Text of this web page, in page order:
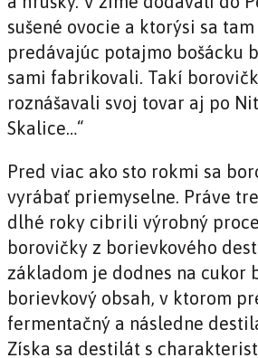
sušené ovocie a ktorýsi sa
predávajúc potajmo bošácku
sami fabrikovali. Takí
roznášavali svoj tovar aj po
Skalice…“
Pred viac ako sto rokmi sa
vyrábať priemyselne. Práve
dlhé roky cibrili výrobný
borovičky z borievkového
základom je dodnes na cukor
borievkový obsah, v ktorom
fermentačný a následne
Získa sa destilát s